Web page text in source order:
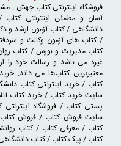
فروشگاه اینترنتی کتاب جهش :
آسان و مطمئن اینترنتی
دانشگاهی / کتاب آزمون ارشد و
/ کتاب های آزمون وکالت و
کتاب مدیریت و بورس / کتاب
غیره می باشد و رسالت خود را
معتبرترین کتاب‌ها می داند.
کتاب / خرید اینترنتی کتاب
سایت خرید کتاب / خرید کتاب
پستی کتاب / فروشگاه
سایت فروش کتاب / فروش کتاب
کتاب / معرفی کتاب / کتاب
کتاب / پیک کتاب / کتاب